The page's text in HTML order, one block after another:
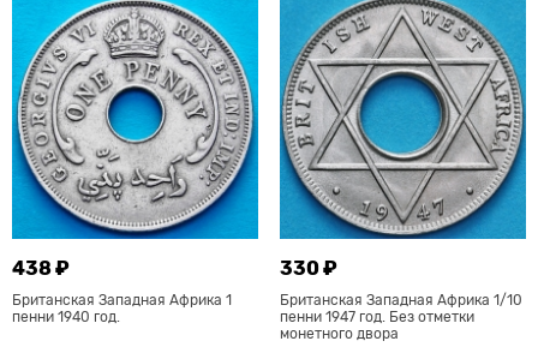
438 ₽
Британская Западная Африка 1
пенни 1940 год.
330 ₽
Британская Западная Африка 1/10
пенни 1947 год. Без отметки
монетного двора